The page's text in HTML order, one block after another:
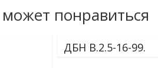
понравиться
ДБН В.2.5-16-99.